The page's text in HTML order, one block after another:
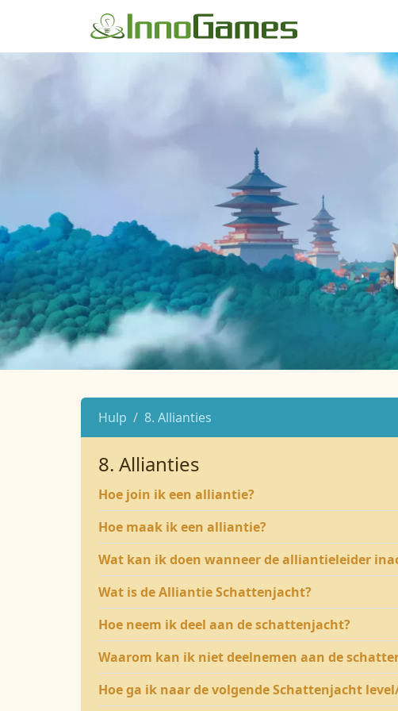
Hulp 8. Allianties
8. Allianties
Hoe join ik een alliantie?
Hoe maak ik een alliantie?
Wat kan ik doen wanneer de alliantieleider
Wat is de Alliantie Schattenjacht?
Hoe neem ik deel aan de schattenjacht?
Waarom kan ik niet deelnemen aan de
Hoe ga ik naar de volgende Schattenjacht